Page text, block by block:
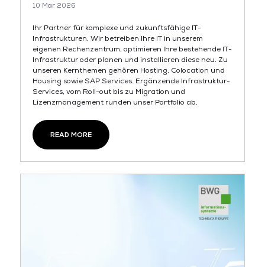
10 Mar 2026
Ihr Partner für komplexe und zukunftsfähige IT-
Infrastrukturen. Wir betreiben Ihre IT in unserem
eigenen Rechenzentrum, optimieren Ihre bestehende IT-
Infrastruktur oder planen und installieren diese neu. Zu
unseren Kernthemen gehören Hosting, Colocation und
Housing sowie SAP Services. Ergänzende Infrastruktur-
Services, vom Roll-out bis zu Migration und
Lizenzmanagement runden unser Portfolio ab.
READ MORE